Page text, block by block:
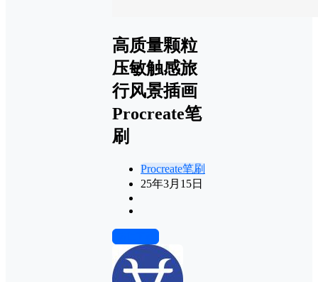
高质量颗粒
压敏触感旅
行风景插画
Procreate笔
刷
Procreate笔刷
25年3月15日